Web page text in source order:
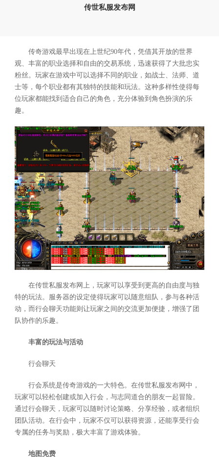
传世私服发布网
传奇游戏最早出现在上世纪90年代，凭借其开放的世界
观、丰富的职业选择和自由的交易系统，迅速获得了大批忠实
粉丝。玩家在游戏中可以选择不同的职业，如战士、法师、道
士等，每个职业都有其独特的技能和玩法。这种多样性使得每
位玩家都能找到适合自己的角色，充分体验到角色扮演的乐
趣。
在传世私服发布网上，玩家可以享受到更高的自由度与独
特的玩法。服务器的设定使得玩家可以随意组队，参与各种活
动，而行会聊天功能则让玩家之间的交流更加便捷，增强了团
队协作的乐趣。
丰富的玩法与活动
行会聊天
行会系统是传奇游戏的一大特色。在传世私服发布网中，
玩家可以轻松创建或加入行会，与志同道合的朋友一起冒险。
通过行会聊天，玩家可以随时讨论策略、分享经验，或者组织
团队活动。在行会中，玩家不仅可以获得资源，还能享受行会
专属的任务与奖励，极大丰富了游戏体验。
地图免费